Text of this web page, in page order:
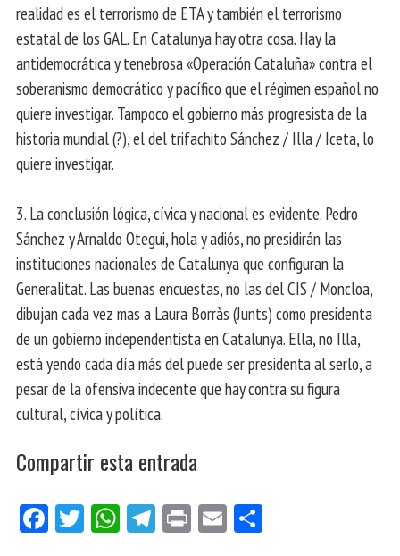
realidad es el terrorismo de ETA y también el terrorismo
estatal de los GAL. En Catalunya hay otra cosa. Hay la
antidemocrática y tenebrosa «Operación Cataluña» contra el
soberanismo democrático y pacífico que el régimen español no
quiere investigar. Tampoco el gobierno más progresista de la
historia mundial (?), el del trifachito Sánchez / Illa / Iceta, lo
quiere investigar.
3. La conclusión lógica, cívica y nacional es evidente. Pedro
Sánchez y Arnaldo Otegui, hola y adiós, no presidirán las
instituciones nacionales de Catalunya que configuran la
Generalitat. Las buenas encuestas, no las del CIS / Moncloa,
dibujan cada vez mas a Laura Borràs (Junts) como presidenta
de un gobierno independentista en Catalunya. Ella, no Illa,
está yendo cada día más del puede ser presidenta al serlo, a
pesar de la ofensiva indecente que hay contra su figura
cultural, cívica y política.
Compartir esta entrada
Fa Tw W Te Pri E